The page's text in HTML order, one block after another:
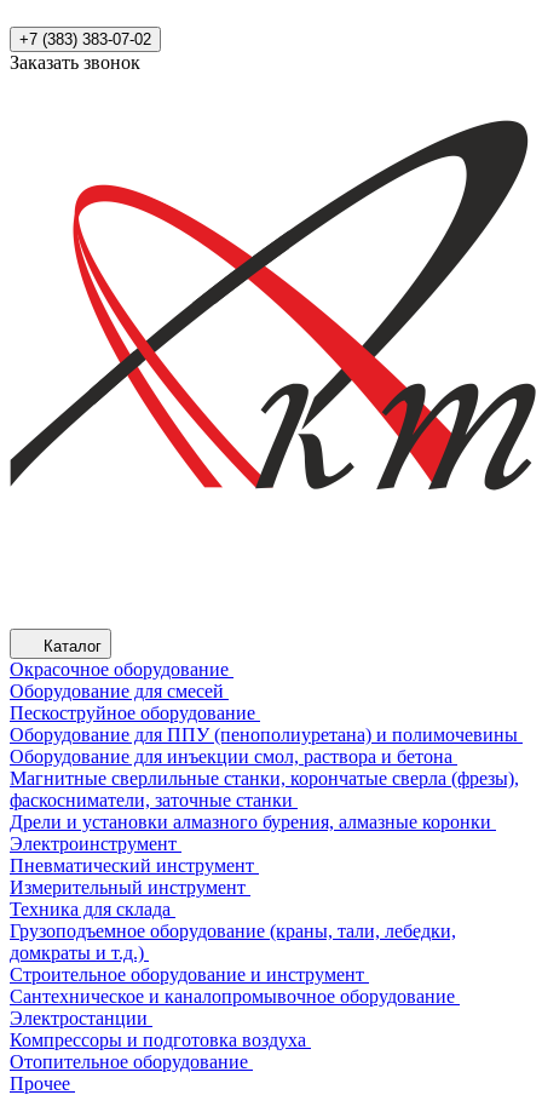
+7 (383) 383-07-02
Заказать звонок
Каталог
Окрасочное оборудование
Оборудование для смесей
Пескоструйное оборудование
Оборудование для ППУ (пенополиуретана) и полимочевины
Оборудование для инъекции смол, раствора и бетона
Магнитные сверлильные станки, корончатые сверла (фрезы),
фаскосниматели, заточные станки
Дрели и установки алмазного бурения, алмазные коронки
Электроинструмент
Пневматический инструмент
Измерительный инструмент
Техника для склада
Грузоподъемное оборудование (краны, тали, лебедки,
домкраты и т.д.)
Строительное оборудование и инструмент
Сантехническое и каналопромывочное оборудование
Электростанции
Компрессоры и подготовка воздуха
Отопительное оборудование
Прочее